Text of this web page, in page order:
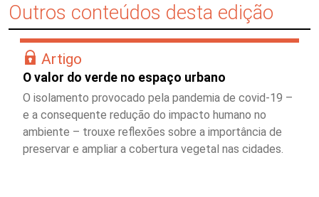
Outros conteúdos desta edição
Artigo
O valor do verde no espaço urbano
O isolamento provocado pela pandemia de covid-19 –
e a consequente redução do impacto humano no
ambiente – trouxe reflexões sobre a importância de
preservar e ampliar a cobertura vegetal nas cidades.